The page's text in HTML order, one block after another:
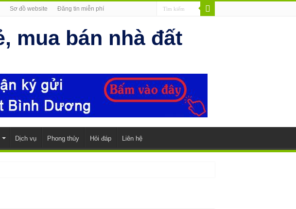
Sơ đồ website Đăng tin miễn phí
Dịch vụ Phong thủy Hỏi đáp Liên hệ